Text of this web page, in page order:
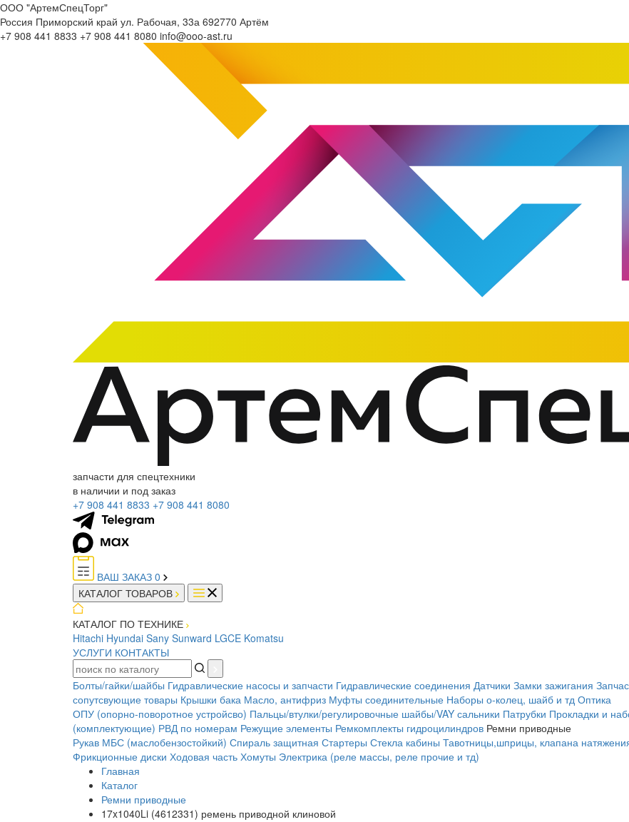
ООО "АртемСпецТорг"
Россия Приморский край ул. Рабочая, 33а 692770 Артём
+7 908 441 8833 +7 908 441 8080 info@ooo-ast.ru
запчасти для спецтехники
в наличии и под заказ
+7 908 441 8833 +7 908 441 8080
ВАШ ЗАКАЗ 0
КАТАЛОГ ТОВАРОВ
КАТАЛОГ ПО ТЕХНИКЕ
Hitachi Hyundai Sany Sunward LGCE Komatsu
УСЛУГИ КОНТАКТЫ
Болты/гайки/шайбы Гидравлические насосы и запчасти Гидравлические соединения Датчики Замки зажигания
сопутсвующие товары Крышки бака Масло, антифриз Муфты соединительные Наборы о-колец, шайб и тд Оптика
ОПУ (опорно-поворотное устройсво) Пальцы/втулки/регулировочные шайбы/VAY сальники Патрубки Прокладки и
(комплектующие) РВД по номерам Режущие элементы Ремкомплекты гидроцилиндров Ремни приводные
Рукав МБС (маслобензостойкий) Спираль защитная Стартеры Стекла кабины Тавотницы,шприцы, клапана
Фрикционные диски Ходовая часть Хомуты Электрика (реле массы, реле прочие и тд)
Главная
Каталог
Ремни приводные
17x1040Li (4612331) ремень приводной клиновой